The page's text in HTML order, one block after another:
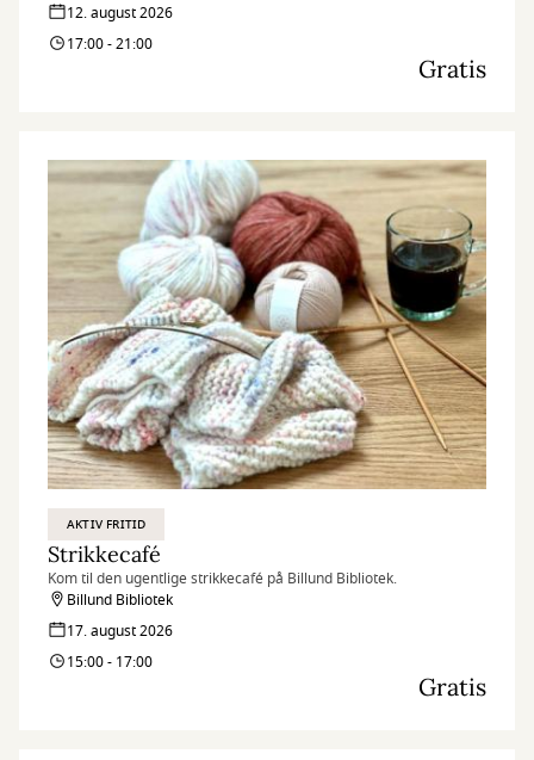
12. august 2026
17:00 - 21:00
Gratis
AKTIV FRITID
Strikkecafé
Kom til den ugentlige strikkecafé på Billund Bibliotek.
Billund Bibliotek
17. august 2026
15:00 - 17:00
Gratis